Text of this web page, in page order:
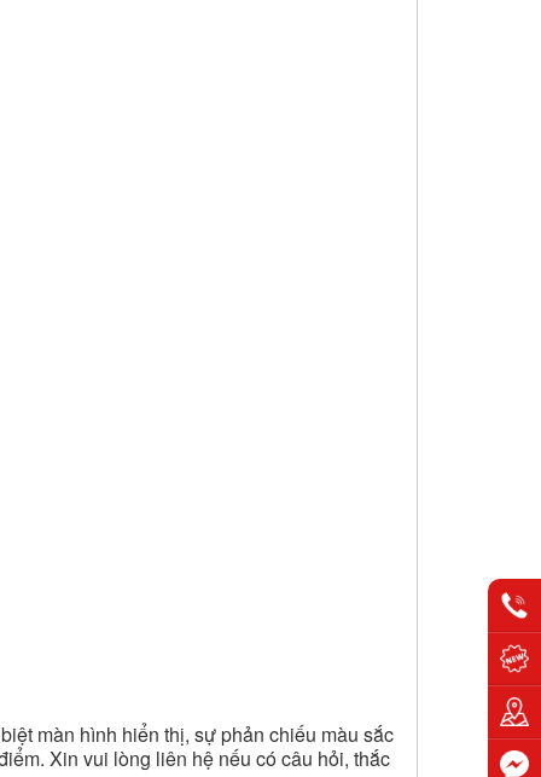
màn hình hiển thị, sự phản chiếu màu sắc
Xin vui lòng liên hệ nếu có câu hỏi, thắc